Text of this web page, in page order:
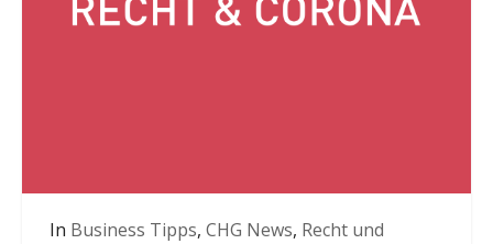
In Business Tipps, CHG News, Recht und